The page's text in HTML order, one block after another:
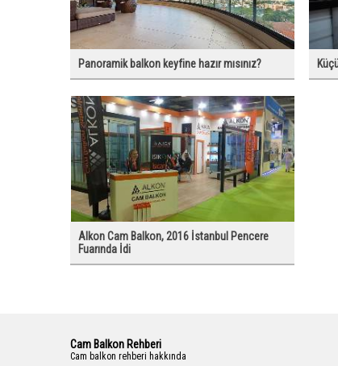
Panoramik balkon keyfine hazır mısınız?
Alkon Cam Balkon, 2016 İstanbul Pencere
Fuarında İdi
Cam Balkon Rehberi
Cam balkon rehberi hakkında